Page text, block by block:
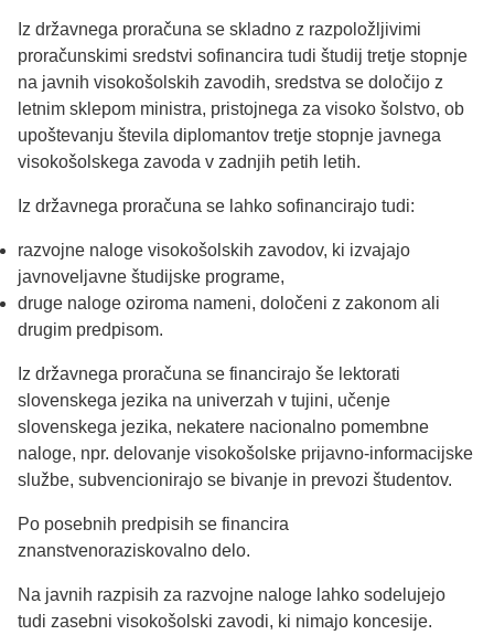
Iz državnega proračuna se skladno z razpoložljivimi
proračunskimi sredstvi sofinancira tudi študij tretje stopnje
na javnih visokošolskih zavodih, sredstva se določijo z
letnim sklepom ministra, pristojnega za visoko šolstvo, ob
upoštevanju števila diplomantov tretje stopnje javnega
visokošolskega zavoda v zadnjih petih letih.
Iz državnega proračuna se lahko sofinancirajo tudi:
razvojne naloge visokošolskih zavodov, ki izvajajo
javnoveljavne študijske programe,
druge naloge oziroma nameni, določeni z zakonom ali
drugim predpisom.
Iz državnega proračuna se financirajo še lektorati
slovenskega jezika na univerzah v tujini, učenje
slovenskega jezika, nekatere nacionalno pomembne
naloge, npr. delovanje visokošolske prijavno-informacijske
službe, subvencionirajo se bivanje in prevozi študentov.
Po posebnih predpisih se financira
znanstvenoraziskovalno delo.
Na javnih razpisih za razvojne naloge lahko sodelujejo
tudi zasebni visokošolski zavodi, ki nimajo koncesije.